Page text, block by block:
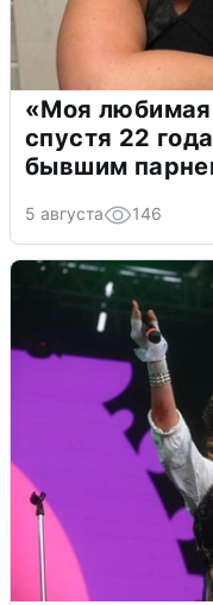
«Моя любимая
спустя 22
бывшим
5 августа 146